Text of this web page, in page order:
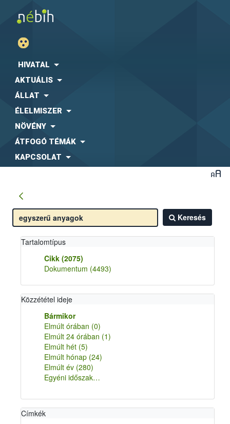
HIVATAL
AKTUÁLIS
ÁLLAT
ÉLELMISZER
NÖVÉNY
ÁTFOGÓ TÉMÁK
KAPCSOLAT
Keresés
Tartalomtípus
Cikk (2075)
Dokumentum (4493)
Közzététel ideje
Bármikor
Elmúlt órában (0)
Elmúlt 24 órában (1)
Elmúlt hét (5)
Elmúlt hónap (24)
Elmúlt év (280)
Egyéni időszak…
Címkék